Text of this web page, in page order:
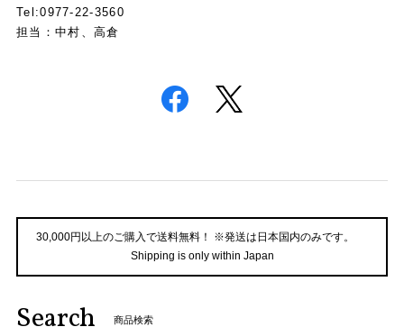
Tel:0977-22-3560
担当：中村、高倉
30,000円以上のご購入で送料無料！ ※発送は日本国内のみです。
Shipping is only within Japan
Search 商品検索